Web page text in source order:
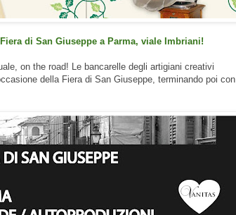
di San Giuseppe a Parma, viale Imbriani!
on the road! Le bancarelle degli artigiani creativi
della Fiera di San Giuseppe, terminando poi con